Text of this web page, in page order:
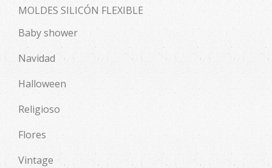
MOLDES SILICÓN FLEXIBLE
Baby shower
Navidad
Halloween
Religioso
Flores
Vintage